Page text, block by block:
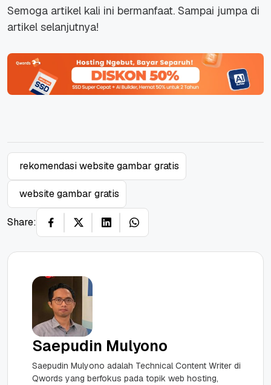
Semoga artikel kali ini bermanfaat. Sampai jumpa di
artikel selanjutnya!
rekomendasi website gambar gratis
website gambar gratis
Share:
Saepudin Mulyono
Saepudin Mulyono adalah Technical Content Writer di
Qwords yang berfokus pada topik web hosting,